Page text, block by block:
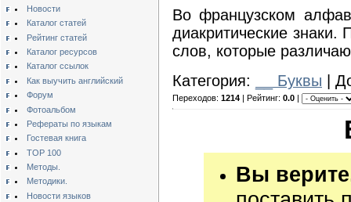
Новости
Каталог статей
Рейтинг статей
Каталог ресурсов
Каталог ссылок
Как выучить английский
Форум
Фотоальбом
Рефераты по языкам
Гостевая книга
TOP 100
Методы.
Методики.
Новости языков
Во французском
диакритические знаки.
слов, которые
Категория:
__ Буквы |
Переходов: 1214 | Рейтинг: 0.0 |
Вы